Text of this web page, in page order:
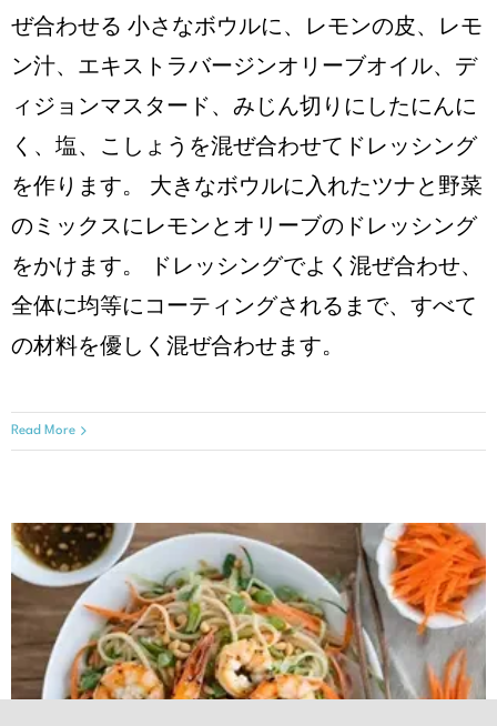
ぜ合わせる ⼩さなボウルに、レモンの⽪、レモ
ン汁、エキストラバージンオリーブオイル、デ
ィジョンマスタード、みじん切りにしたにんに
く、塩、こしょうを混ぜ合わせてドレッシング
を作ります。 ⼤きなボウルに⼊れたツナと野菜
のミックスにレモンとオリーブのドレッシング
をかけます。 ドレッシングでよく混ぜ合わせ、
全体に均等にコーティングされるまで、すべて
の材料を優しく混ぜ合わせます。
Read More
グリルしたエビとチョップドロ
ーストピーナッツをトッピング
したアジア風ごましょうがの麺